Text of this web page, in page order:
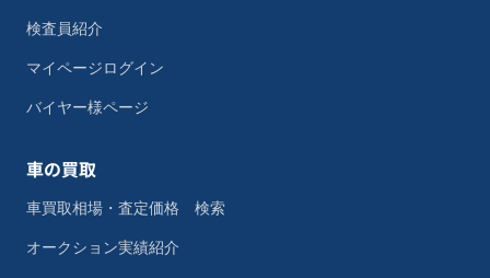
検査員紹介
マイページログイン
バイヤー様ページ
車の買取
車買取相場・査定価格 検索
オークション実績紹介